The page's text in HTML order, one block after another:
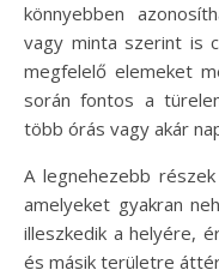
könnyebben
vagy minta szerint is
megfelelő elemeket
során fontos a
több órás vagy akár
A legnehezebb
amelyeket gyakran
illeszkedik a helyére,
és másik területre